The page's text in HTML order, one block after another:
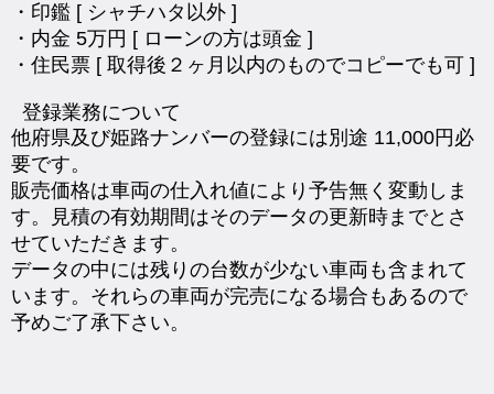
・印鑑 [ シャチハタ以外 ]
・内金 5万円 [ ローンの方は頭金 ]
・住民票 [ 取得後２ヶ月以内のものでコピーでも可 ]
登録業務について
他府県及び姫路ナンバーの登録には別途 11,000円必
要です。
販売価格は車両の仕入れ値により予告無く変動しま
す。見積の有効期間はそのデータの更新時までとさ
せていただきます。
データの中には残りの台数が少ない車両も含まれて
います。それらの車両が完売になる場合もあるので
予めご了承下さい。